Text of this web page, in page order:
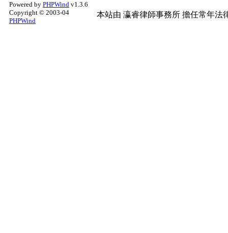
Powered by PHPWind v1.3.6
Copyright © 2003-04
PHPWind
本站由 瀛睿律師事務所 擔任常年法